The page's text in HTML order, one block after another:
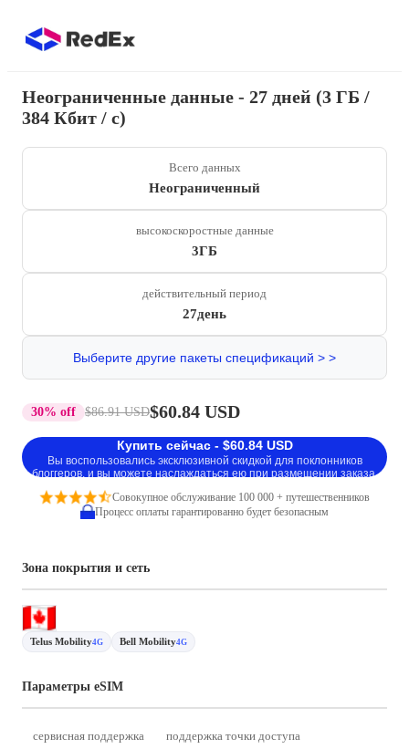
Неограниченные данные - 27 дней (3 ГБ /
384 Кбит / с)
Всего данных
Неограниченный
высокоскоростные данные
3ГБ
действительный период
27день
Выберите другие пакеты спецификаций > >
30% off $86.91 USD$60.84 USD
Купить сейчас - $60.84 USD
Вы воспользовались эксклюзивной скидкой для поклонников
блоггеров, и вы можете наслаждаться ею при размещении заказа.
Совокупное обслуживание 100 000 + путешественников
Процесс оплаты гарантированно будет безопасным
Зона покрытия и сеть
Telus Mobility4G Bell Mobility4G
Параметры eSIM
сервисная поддержка
поддержка точки доступа